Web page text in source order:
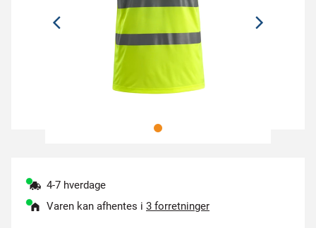
4-7 hverdage
Varen kan afhentes i 3 forretninger